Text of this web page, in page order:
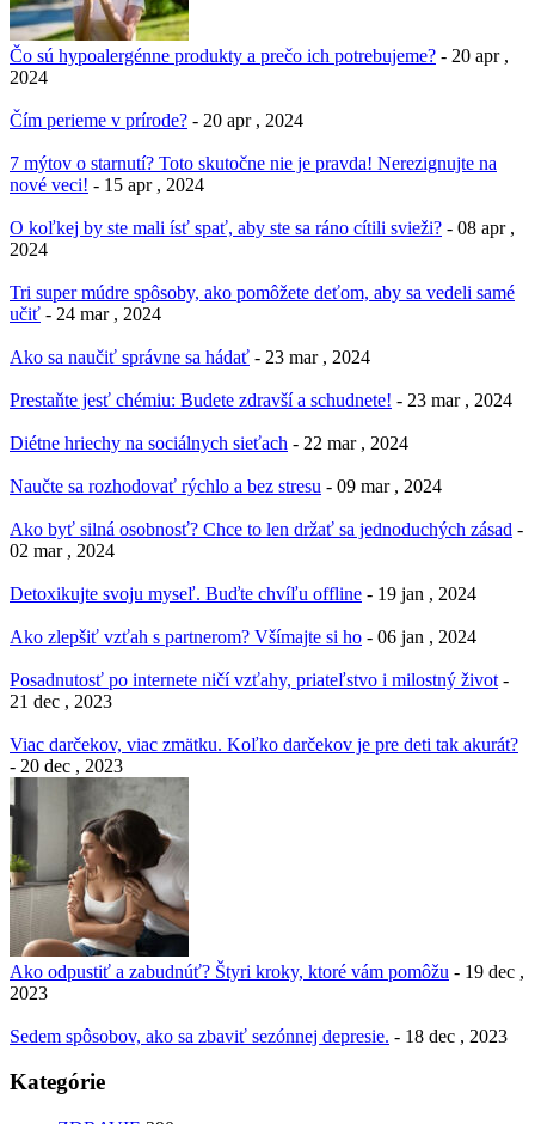
Čo sú hypoalergénne produkty a prečo ich potrebujeme? - 20 apr ,
2024
Čím perieme v prírode? - 20 apr , 2024
7 mýtov o starnutí? Toto skutočne nie je pravda! Nerezignujte na
nové veci! - 15 apr , 2024
O koľkej by ste mali ísť spať, aby ste sa ráno cítili svieži? - 08 apr ,
2024
Tri super múdre spôsoby, ako pomôžete deťom, aby sa vedeli samé
učiť - 24 mar , 2024
Ako sa naučiť správne sa hádať - 23 mar , 2024
Prestaňte jesť chémiu: Budete zdravší a schudnete! - 23 mar , 2024
Diétne hriechy na sociálnych sieťach - 22 mar , 2024
Naučte sa rozhodovať rýchlo a bez stresu - 09 mar , 2024
Ako byť silná osobnosť? Chce to len držať sa jednoduchých zásad -
02 mar , 2024
Detoxikujte svoju myseľ. Buďte chvíľu offline - 19 jan , 2024
Ako zlepšiť vzťah s partnerom? Všímajte si ho - 06 jan , 2024
Posadnutosť po internete ničí vzťahy, priateľstvo i milostný život -
21 dec , 2023
Viac darčekov, viac zmätku. Koľko darčekov je pre deti tak akurát?
- 20 dec , 2023
Ako odpustiť a zabudnúť? Štyri kroky, ktoré vám pomôžu - 19 dec ,
2023
Sedem spôsobov, ako sa zbaviť sezónnej depresie. - 18 dec , 2023
Kategórie